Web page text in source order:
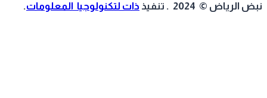
الرياض © 2024 . تنفيذ ذات لتكنولوجيا المعلومات.